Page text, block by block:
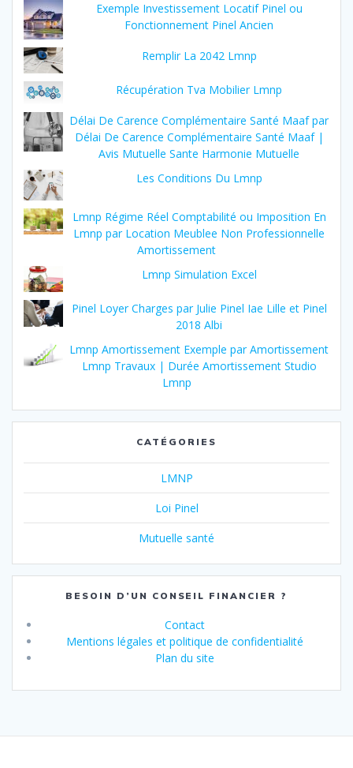
Exemple Investissement Locatif Pinel ou
Fonctionnement Pinel Ancien
Remplir La 2042 Lmnp
Récupération Tva Mobilier Lmnp
Délai De Carence Complémentaire Santé Maaf par
Délai De Carence Complémentaire Santé Maaf |
Avis Mutuelle Sante Harmonie Mutuelle
Les Conditions Du Lmnp
Lmnp Régime Réel Comptabilité ou Imposition En
Lmnp par Location Meublee Non Professionnelle
Amortissement
Lmnp Simulation Excel
Pinel Loyer Charges par Julie Pinel Iae Lille et Pinel
2018 Albi
Lmnp Amortissement Exemple par Amortissement
Lmnp Travaux | Durée Amortissement Studio
Lmnp
CATÉGORIES
LMNP
Loi Pinel
Mutuelle santé
BESOIN D’UN CONSEIL FINANCIER ?
Contact
Mentions légales et politique de confidentialité
Plan du site